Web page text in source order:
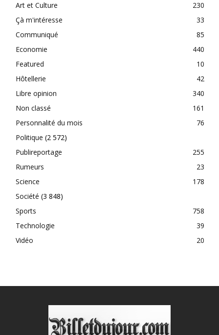
Art et Culture
230
Çà m'intéresse
33
Communiqué
85
Economie
440
Featured
10
Hôtellerie
42
Libre opinion
340
Non classé
161
Personnalité du mois
76
Politique (2 572)
Publireportage
255
Rumeurs
23
Science
178
Société (3 848)
Sports
758
Technologie
39
Vidéo
20